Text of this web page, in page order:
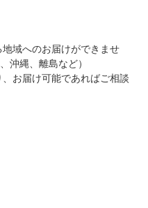
地域へのお届けができませ
沖縄、離島など）
お届け可能であればご相談